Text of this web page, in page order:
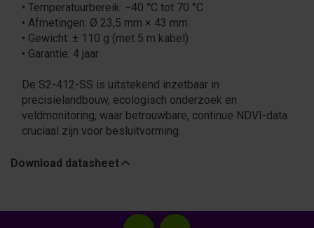
• Temperatuurbereik: −40 °C tot 70 °C
• Afmetingen: Ø 23,5 mm × 43 mm
• Gewicht: ± 110 g (met 5 m kabel)
• Garantie: 4 jaar
De S2-412-SS is uitstekend inzetbaar in
precisielandbouw, ecologisch onderzoek en
veldmonitoring, waar betrouwbare, continue NDVI-data
cruciaal zijn voor besluitvorming.
Download datasheet